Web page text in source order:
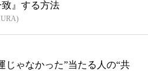
』する方法
じゃなかった”当たる人の“共